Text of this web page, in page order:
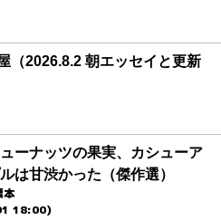
（2026.8.2 朝エッセイと更新
ーナッツの果実、カシューア
は甘渋かった（傑作選）
本
18:00)